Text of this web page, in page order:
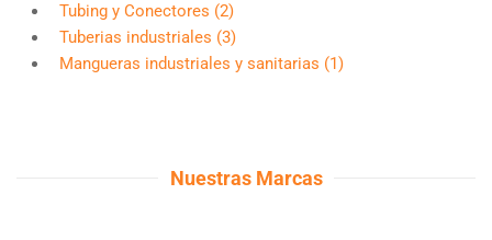
Tubing y Conectores (2)
Tuberias industriales (3)
Mangueras industriales y sanitarias (1)
Nuestras Marcas